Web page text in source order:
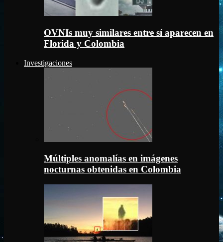
OVNIs muy similares entre sí aparecen en
Florida y Colombia
Investigaciones
Múltiples anomalías en imágenes
nocturnas obtenidas en Colombia